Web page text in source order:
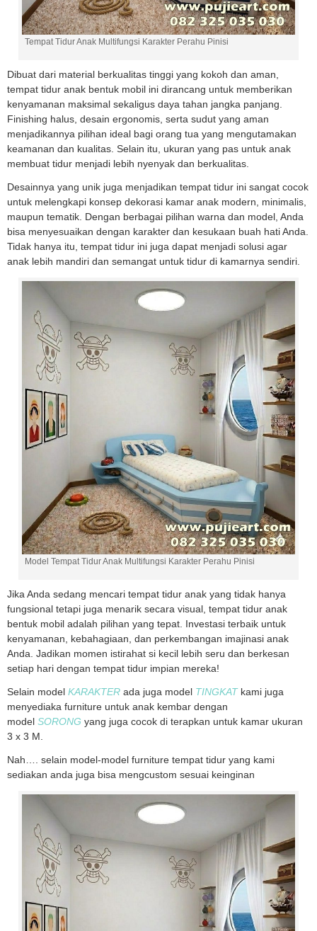
Tempat Tidur Anak Multifungsi Karakter Perahu Pinisi
Dibuat dari material berkualitas tinggi yang kokoh dan aman,
tempat tidur anak bentuk mobil ini dirancang untuk memberikan
kenyamanan maksimal sekaligus daya tahan jangka panjang.
Finishing halus, desain ergonomis, serta sudut yang aman
menjadikannya pilihan ideal bagi orang tua yang mengutamakan
keamanan dan kualitas. Selain itu, ukuran yang pas untuk anak
membuat tidur menjadi lebih nyenyak dan berkualitas.
Desainnya yang unik juga menjadikan tempat tidur ini sangat cocok
untuk melengkapi konsep dekorasi kamar anak modern, minimalis,
maupun tematik. Dengan berbagai pilihan warna dan model, Anda
bisa menyesuaikan dengan karakter dan kesukaan buah hati Anda.
Tidak hanya itu, tempat tidur ini juga dapat menjadi solusi agar
anak lebih mandiri dan semangat untuk tidur di kamarnya sendiri.
Model Tempat Tidur Anak Multifungsi Karakter Perahu Pinisi
Jika Anda sedang mencari tempat tidur anak yang tidak hanya
fungsional tetapi juga menarik secara visual, tempat tidur anak
bentuk mobil adalah pilihan yang tepat. Investasi terbaik untuk
kenyamanan, kebahagiaan, dan perkembangan imajinasi anak
Anda. Jadikan momen istirahat si kecil lebih seru dan berkesan
setiap hari dengan tempat tidur impian mereka!
Selain model KARAKTER ada juga model TINGKATkami juga
menyediaka furniture untuk anak kembar dengan
model SORONG yang juga cocok di terapkan untuk kamar ukuran
3 x 3 M.
Nah…. selain model-model furniture tempat tidur yang kami
sediakan anda juga bisa mengcustom sesuai keinginan